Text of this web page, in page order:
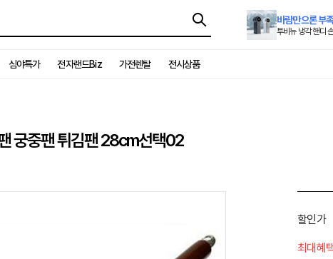
바람만으론 부
투비뉴 냉각 핸디
심야특가 전자랜드Biz 가전렌탈 전시상품
궁중팬 튀김팬 28cm선택02
할인가
최대혜